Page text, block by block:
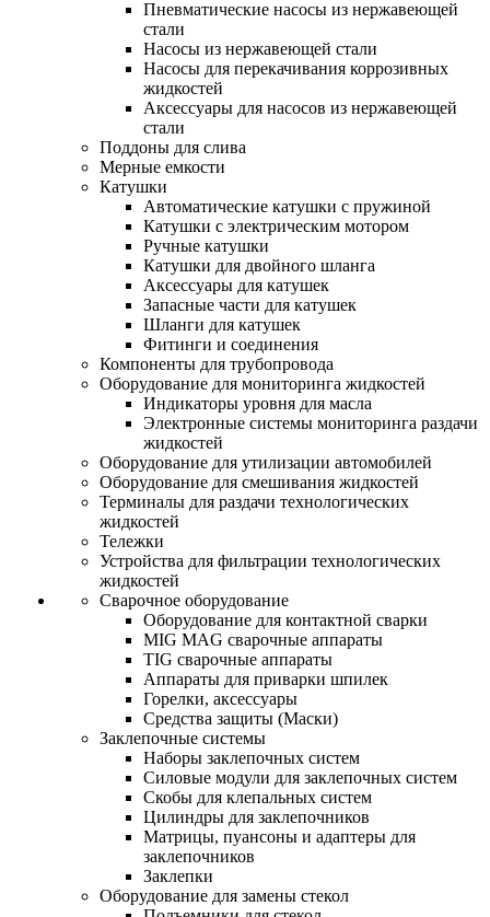
Пневматические насосы из нержавеющей
стали
Насосы из нержавеющей стали
Насосы для перекачивания коррозивных
жидкостей
Аксессуары для насосов из нержавеющей
стали
Поддоны для слива
Мерные емкости
Катушки
Автоматические катушки с пружиной
Катушки с электрическим мотором
Ручные катушки
Катушки для двойного шланга
Аксессуары для катушек
Запасные части для катушек
Шланги для катушек
Фитинги и соединения
Компоненты для трубопровода
Оборудование для мониторинга жидкостей
Индикаторы уровня для масла
Электронные системы мониторинга раздачи
жидкостей
Оборудование для утилизации автомобилей
Оборудование для смешивания жидкостей
Терминалы для раздачи технологических
жидкостей
Тележки
Устройства для фильтрации технологических
жидкостей
Сварочное оборудование
Оборудование для контактной сварки
MIG MAG сварочные аппараты
TIG сварочные аппараты
Аппараты для приварки шпилек
Горелки, аксессуары
Средства защиты (Маски)
Заклепочные системы
Наборы заклепочных систем
Силовые модули для заклепочных систем
Скобы для клепальных систем
Цилиндры для заклепочников
Матрицы, пуансоны и адаптеры для
заклепочников
Заклепки
Оборудование для замены стекол